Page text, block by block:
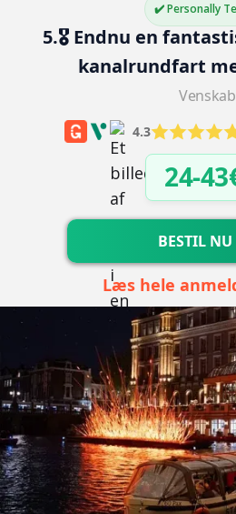
✔️ Personally
5.🎖️ Endnu en
kanalrundfart
Venskab
4.3
24-
BESTIL
Læs hele